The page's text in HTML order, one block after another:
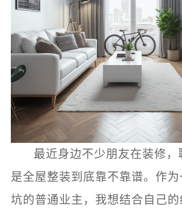
最近身边不少朋友在装修，
是全屋整装到底靠不靠谱。作
坑的普通业主，我想结合自己的